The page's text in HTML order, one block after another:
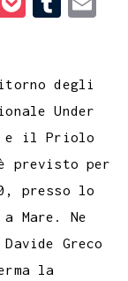
k
e
t
b
l
r
degli
Under
e il Priolo
per
presso lo
Mare. Ne
Greco
la